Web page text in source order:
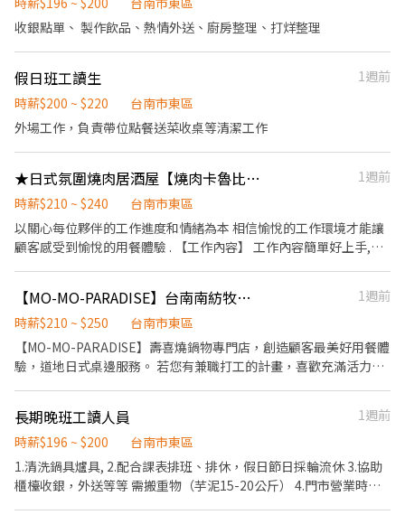
收銀點單、 製作飲品、熱情外送、廚房整理、打烊整理
假日班工讀生
1週前
時薪$200 ~ $220
台南市東區
外場工作，負責帶位點餐送菜收桌等清潔工作
★日式氛圍燒肉居酒屋【燒肉卡魯比】假日兼職 內外場 招募中!
1週前
時薪$210 ~ $240
台南市東區
以關心每位夥伴的工作進度和情緒為本 相信愉悅的工作環境才能讓
顧客感受到愉悅的用餐體驗 . 【工作內容】 工作內容簡單好上手,平
拾碗盤與清理環境。 4. 進行簡易餐飲之料理，如：烤土司或調配飲
料等。 5. 洗碗(有洗碗機) 6. 協助出餐 . 內場 1.在符合食品衛生規範
下，烹煮、提供各式餐點。 2.營運前清洗與準備各種食材。 3.營運
後環境清潔 . 【薪資福利】 ◆ 享有勞健保、勞退金提撥、特休等其
餐+宵夜餐 ◆ 提供制服與圍裙 「歡迎喜歡日式餐飲或熱鬧居酒屋氛
圍的夥伴加入我們的團隊」
【MO-MO-PARADISE】台南南紡牧場-外場兼職(中班,晚班)-C17
1週前
時薪$210 ~ $250
台南市東區
【MO-MO-PARADISE】壽喜燒鍋物專門店，創造顧客最美好用餐體
驗，道地日式桌邊服務。 若您有兼職打工的計畫，喜歡充滿活力的
店內環境、座位區清潔整理 4. 收銀結帳，開店前準備及閉店整理作
業 5. 完成主管交付工作 ✅工作時段 中班：12:00~21:00 晚班：
18:00~22:30 (排班區間另安排休息時間，週六、週日有一天可排班
者尤佳。) ※彈性排班可討論喔。週六與週日正常工時出勤每小時再
長期晚班工讀人員
1週前
時薪$196 ~ $200
台南市東區
1.清洗鍋具爐具, 2.配合課表排班、排休，假日節日採輪流休 3.協助
櫃檯收銀，外送等等 需搬重物（芋泥15-20公斤） 4.門市營業時間